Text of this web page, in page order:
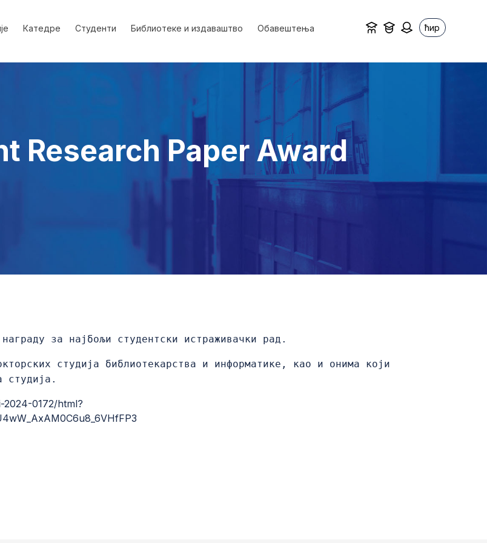
Катедре Студенти Библиотеке и издаваштво Обавештења ћир
Research Paper Award
за најбољи студентски истраживачки рад.
студија библиотекарства и информатике, као и онима који
студија.
2024-0172/html?